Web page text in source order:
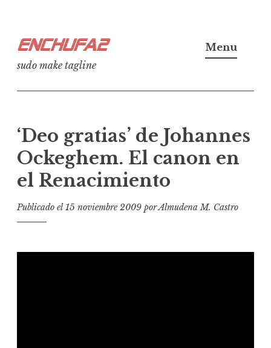
al
contenido
Enchufa2
sudo make tagline
Menu
‘Deo gratias’ de Johannes
Ockeghem. El canon en
el Renacimiento
Publicado el15 noviembre 2009 porAlmudena M. Castro